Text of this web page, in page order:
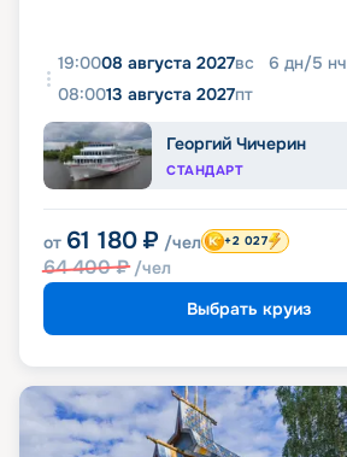
19:0008 августа 2027вс 6 дн/5 нч
08:0013 августа 2027пт
Георгий Чичерин
СТАНДАРТ
от 61 180 ₽ /чел
64 400₽ /чел
+2 027
Выбрать круиз